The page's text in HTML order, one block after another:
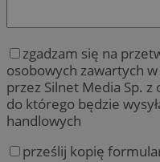
zgadzam się na
osobowych zawartych
przez Silnet Media Sp.
do którego będzie
handlowych
prześlij kopię